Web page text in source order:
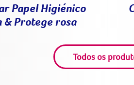
Papel Higiénico
& Protege rosa
Todos os